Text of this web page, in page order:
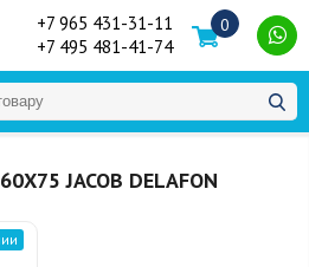
+7 965 431-31-11
+7 495 481-41-74
0
JACOB DELAFON